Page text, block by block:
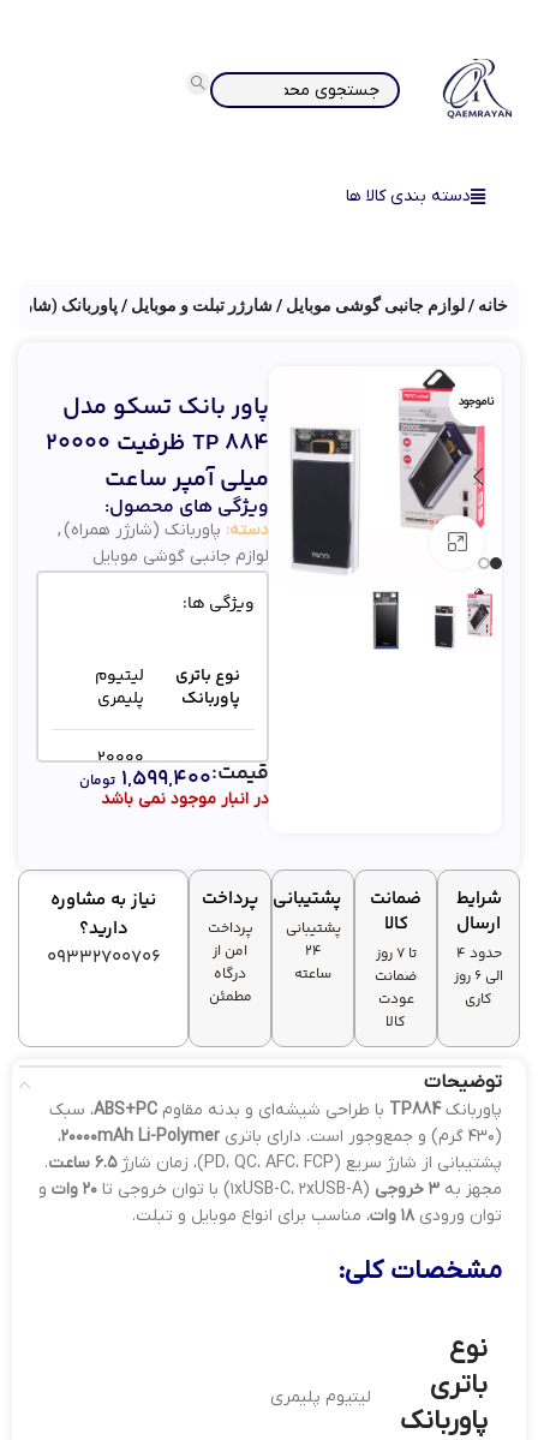
دسته بندی کالا ها
خانه لوازم جانبی گوشی موبایل شارژر تبلت و موبایل پاوربانک (شارژر
ناموجود
بزرگنمایی تصویر
پاور بانک تسکو مدل
TP 884 ظرفیت 20000
میلی آمپر ساعت
ویژگی های محصول:
دسته: پاوربانک (شارژر همراه),
لوازم جانبی گوشی موبایل
ویژگی ها:
نوع باتری
پاوربانک
لیتیوم
پلیمری
ظرفیت
اسمی
۲۰۰۰۰
میلی‌آمپر
ساعت
تعداد
درگاه
خروجی
سه عدد
توضیحات
جنس
در انبار موجود نمی باشد
قیمت:۱,۵۹۹,۴۰۰ تومان
شرایط
ارسال
حدود 4
الی 6 روز
کاری
ضمانت
کالا
تا ۷ روز
ضمانت
عودت
کالا
پشتیبانی
پشتیبانی
۲۴
ساعته
پرداخت
پرداخت
امن از
درگاه
مطمئن
نیاز به مشاوره
دارید؟
09332700706
توضیحات
پاوربانکTP884 با طراحی شیشه‌ای و بدنه مقاوم ABS+PC، سبک
(۴۳۰ گرم) و جمع‌وجور است. دارای باتری
۲۰۰۰۰mAh Li-Polymer،
پشتیبانی از شارژ سریع (PD، QC، AFC، FCP)، زمان شارژ
۶.۵ ساعت
.
مجهز به ۳ خروجی (۱xUSB-C، ۲xUSB-A) با توان خروجی تا ۲۰ وات
و
توان ورودی۱۸ وات ، مناسب برای انواع موبایل و تبلت.
مشخصات کلی:
نوع
باتری
پاوربانک
لیتیوم پلیمری